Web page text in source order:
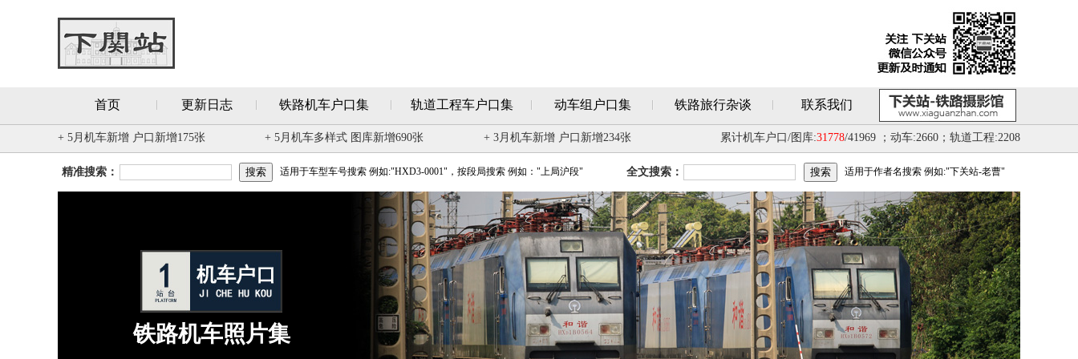
首页 更新日志 铁路机车户口集 轨道工程车户口集 动车组户口集 铁路旅行杂谈 联系我们
+ 5月机车新增 户口新增175张 + 5月机车多样式 图库新增690张 + 3月机车新增 户口新增234张 累计机车户口/图库:31778/41969 ；动车:2660；轨道工程:2208
精准搜索： 适用于车型车号搜索 例如:"HXD3-0001"，按段局搜索 例如："上局沪段" 全文搜索： 适用于作者名搜索 例如:"下关站-老曹"
铁路机车照片集